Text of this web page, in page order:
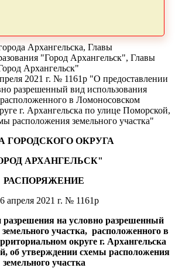
Архангельска, Главы
"Город Архангельск", Главы
Архангельск"
2021 г. № 1161р "О предоставлении
разрешенный вид использования
расположенного в Ломоносовском
г. Архангельска по улице Поморской,
расположения земельного участка"
ГОРОДСКОГО ОКРУГА
АРХАНГЕЛЬСК"
РАСПОРЯЖЕНИЕ
апреля 2021 г. № 1161р
разрешения на условно разрешенный
участка, расположенного в
округе г. Архангельска
об утверждении схемы расположения
земельного участка